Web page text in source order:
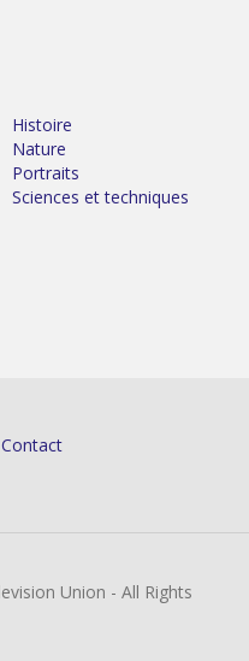
Histoire
Nature
Portraits
Sciences et techniques
Contact
Union - All Rights